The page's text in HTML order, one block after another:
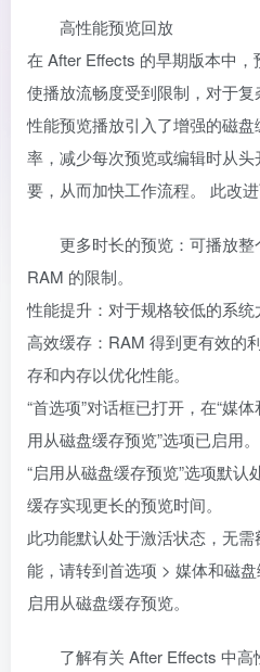
高性能预览回放
在 After Effects 的早期版本中，
使播放流畅度受到限制，对于
性能预览播放引入了增强的磁
率，减少每次预览或编辑时从
要，从而加快工作流程。 此改进
更多时长的预览：可播放
RAM 的限制。
性能提升：对于规格较低的系统
高效缓存：RAM 得到更有效的
存和内存以优化性能。
“首选项”对话框已打开，在“媒
用从磁盘缓存预览”选项已启用。
“启用从磁盘缓存预览”选项默
缓存实现更长的预览时间。
此功能默认处于激活状态，无
能，请转到首选项 > 媒体和磁
启用从磁盘缓存预览。
了解有关 After Effects 中